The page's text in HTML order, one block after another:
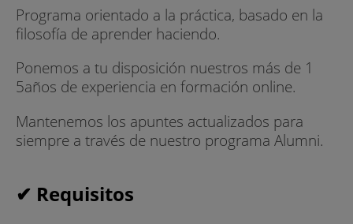
Programa orientado a la práctica, basado en la
filosofía de aprender haciendo.
Ponemos a tu disposición nuestros más de 1
5años de experiencia en formación online.
Mantenemos los apuntes actualizados para
siempre a través de nuestro programa Alumni.
✔ Requisitos